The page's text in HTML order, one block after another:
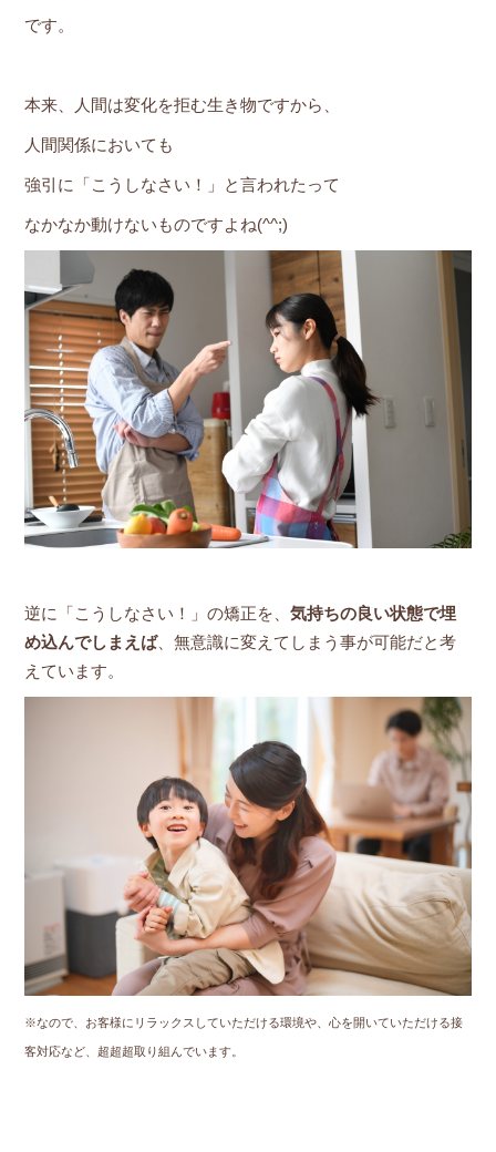
です。
本来、人間は変化を拒む生き物ですから、
人間関係においても
強引に「こうしなさい！」と言われたって
なかなか動けないものですよね(^^;)
逆に「こうしなさい！」の矯正を、 気持ちの良い状態で埋
め込んでしまえば、無意識に変えてしまう事が可能だと考
えています。
※なので、お客様にリラックスしていただける環境や、心を開いていただける接
客対応など、超超超取り組んでいます。